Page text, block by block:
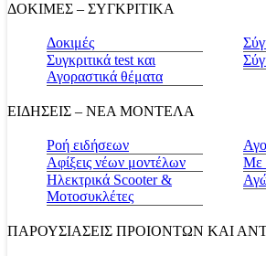
ΔΟΚΙΜΕΣ – ΣΥΓΚΡΙΤΙΚΑ
Δοκιμές
Συγκριτικά test και
Αγοραστικά θέματα
ΕΙΔΗΣΕΙΣ – ΝΕΑ ΜΟΝΤΕΛΑ
Ροή ειδήσεων
Αφίξεις νέων μοντέλων
Ηλεκτρικά Scooter &
Μοτοσυκλέτες
Με
ΠΑΡΟΥΣΙΑΣΕΙΣ ΠΡΟΙΟΝΤΩΝ ΚΑΙ